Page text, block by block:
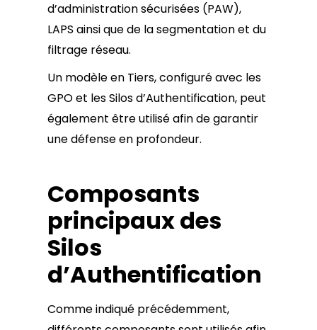
d’administration sécurisées (PAW),
LAPS ainsi que de la segmentation et du
filtrage réseau.
Un modèle en Tiers, configuré avec les
GPO et les Silos d’Authentification, peut
également être utilisé afin de garantir
une défense en profondeur.
Composants
principaux des
Silos
d’Authentification
Comme indiqué précédemment,